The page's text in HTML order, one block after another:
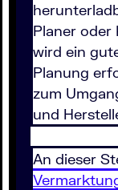
Planer oder
wird ein
Planung
zum
und
An dieser